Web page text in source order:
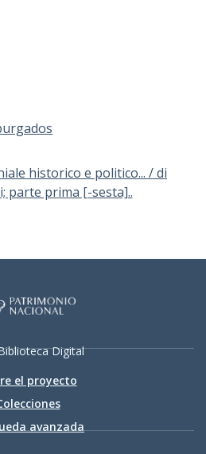
historico e politico... / di
parte prima [-sesta]..
Digital
el proyecto
avanzada